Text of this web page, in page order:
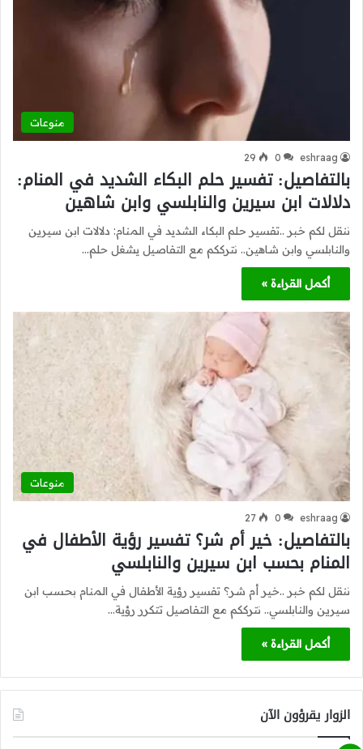
منوعات
eshraag
0
29
بالتفاصيل: تفسير حلم البكاء الشديد في المنام:
دلالات ابن سيرين والنابلسي وابن شاهين
ننقل لكم خبر ..تفسير حلم البكاء الشديد في المنام: دلالات ابن سيرين
والنابلسي وابن شاهين.. نترككم مع التفاصيل يشغل حلم…
أكمل القراءة »
منوعات
eshraag
0
27
بالتفاصيل: خير أم شر؟ تفسير رؤية الأطفال في
المنام بحسب ابن سيرين والنابلسي
ننقل لكم خبر ..خير أم شر؟ تفسير رؤية الأطفال في المنام بحسب ابن
سيرين والنابلسي.. نترككم مع التفاصيل تتكرر رؤية…
أكمل القراءة »
الزوار يقرؤون الآن